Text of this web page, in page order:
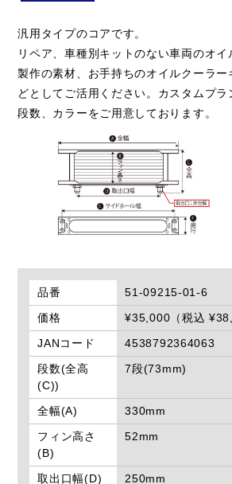
汎用タイプのコアです。
リペア、車種別キットのない車両のオ
製作の素材、お手持ちのオイルクーラー
どとしてご活用ください。カスタムプラ
段数、カラーをご用意しております。
品番
51-09215-01-6
価格
¥35,000（税込
JANコード
4538792364063
段数(全高
(C))
7段(73mm)
全幅(A)
330mm
フィン高さ
(B)
52mm
取出口幅(D)
250mm